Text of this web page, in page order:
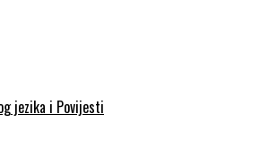
jezika i Povijesti